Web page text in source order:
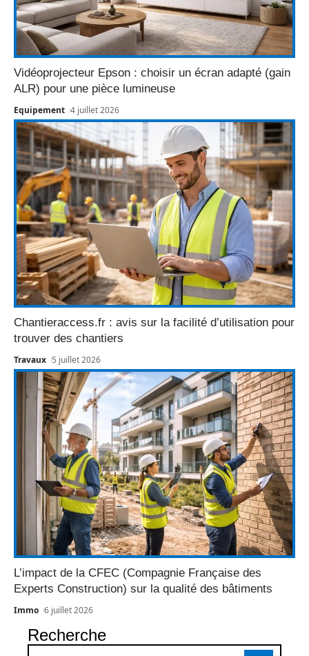
Vidéoprojecteur Epson : choisir un écran adapté (gain
ALR) pour une pièce lumineuse
Equipement 4 juillet 2026
Chantieraccess.fr : avis sur la facilité d’utilisation pour
trouver des chantiers
Travaux 5 juillet 2026
L’impact de la CFEC (Compagnie Française des
Experts Construction) sur la qualité des bâtiments
Immo 6 juillet 2026
Recherche